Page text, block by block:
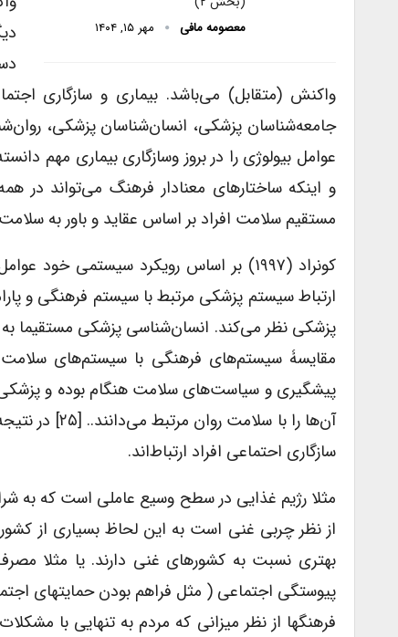
معصومه مافی مهر ۱۵, ۱۴۰۴
واکنش (متقابل) می‌باشد. بیماری و سازگاری
جامعه‌شناسان پزشکی، انسان‌شناسان پزشکی،
عوامل بیولوژی را در بروز وسازگاری بیماری مهم
و اینکه ساختارهای معنادار فرهنگ می‌تواند در
مستقیم سلامت افراد بر اساس عقاید و باور به سلامت
کونراد (۱۹۹۷) بر اساس رویکرد سیستمی
ارتباط سیستم پزشکی مرتبط با سیستم فرهنگی و
پزشکی نظر می‌کند. انسان‌شناسی پزشکی مستقیما به
مقایسۀ سیستم‌های فرهنگی با سیستم‌های سلامت
پیشگیری و سیاست‌های سلامت هنگام بوده و
آن‌ها را با
سازگاری احتماعی افراد ارتباط‌اند.
مثلا رژیم غذایی در سطح وسیع عاملی است که به
از نظر چربی غنی است به این لحاظ بسیاری از
بهتری نسبت به کشورهای غنی دارند. یا مثلا
پیوستگی اجتماعی ( مثل فراهم بودن حمایتهای
فرهنگها از نظر میزانی که مردم به تنهایی با